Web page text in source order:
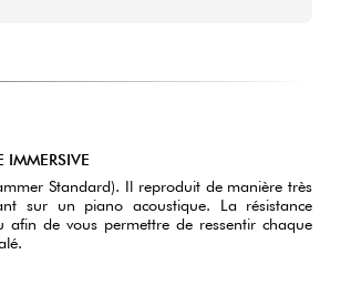
IMMERSIVE
Standard). Il reproduit de manière très
sur un piano acoustique. La résistance
afin de vous permettre de ressentir chaque